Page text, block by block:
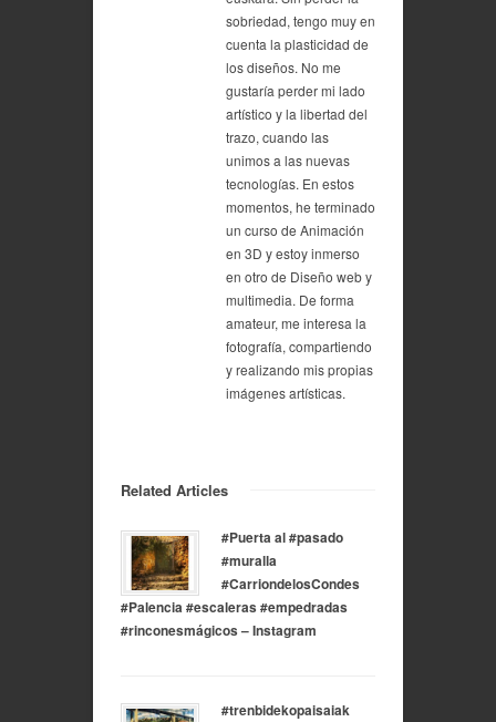
sobriedad, tengo muy en
cuenta la plasticidad de
los diseños. No me
gustaría perder mi lado
artístico y la libertad del
trazo, cuando las
unimos a las nuevas
tecnologías. En estos
momentos, he terminado
un curso de Animación
en 3D y estoy inmerso
en otro de Diseño web y
multimedia. De forma
amateur, me interesa la
fotografía, compartiendo
y realizando mis propias
imágenes artísticas.
Related Articles
#Puerta al #pasado
#muralla
#CarriondelosCondes
#Palencia #escaleras #empedradas
#rinconesmágicos – Instagram
#trenbidekopaisaiak